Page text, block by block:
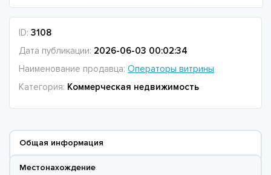
ID: 3108
Дата публикации: 2026-06-03 00:02:34
Наименование продавца: Операторы витрины
Категория: Коммерческая недвижимость
Общая информация
Местонахождение